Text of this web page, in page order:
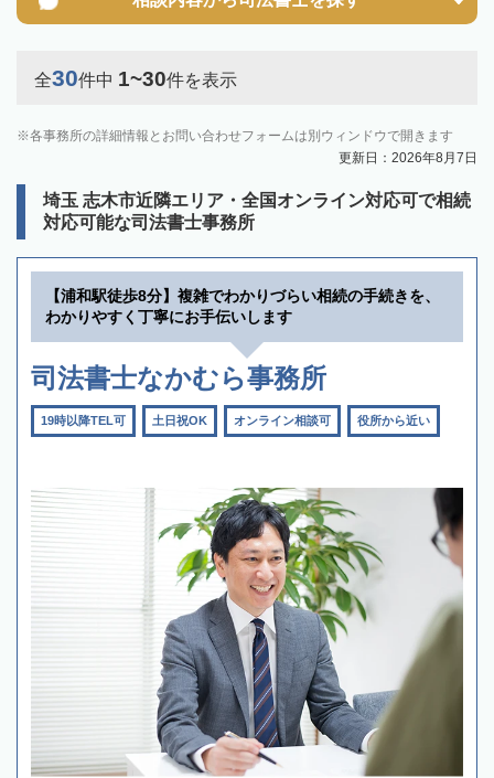
全30件中 1~30件を表示
各事務所の詳細情報とお問い合わせフォームは別ウィンドウで開きます
更新日：2026年8月7日
埼玉 志木市近隣エリア・全国オンライン対応可で相続
対応可能な司法書士事務所
【浦和駅徒歩8分】複雑でわかりづらい相続の手続きを、
わかりやすく丁寧にお手伝いします
司法書士なかむら事務所
19時以降TEL可 土日祝OK オンライン相談可 役所から近い